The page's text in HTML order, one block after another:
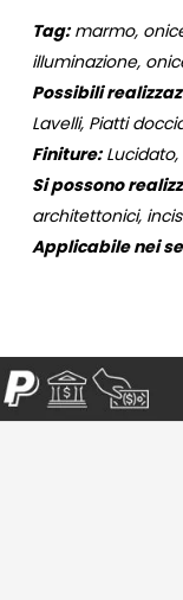
Tag:marmo,
illuminazione,
Possibili
Lavelli, Piatti
Finiture:Lucidato,
Si possono
architettonici,
Applicabile nei